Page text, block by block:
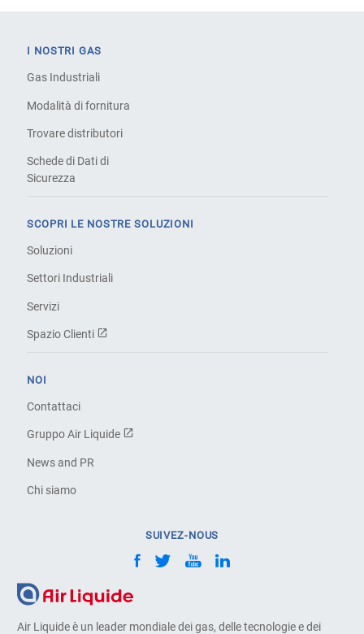
Air Liquide è un leader mondiale dei gas, delle tecnologie e dei
I NOSTRI GAS
Gas Industriali
Modalità di fornitura
Trovare distributori
Schede di Dati di
Sicurezza
SCOPRI LE NOSTRE SOLUZIONI
Soluzioni
Settori Industriali
Servizi
Spazio Clienti
NOI
Contattaci
Gruppo Air Liquide
News and PR
Chi siamo
SUIVEZ-NOUS